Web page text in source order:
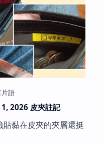
2026 皮夾註記
貼黏在皮夾的夾層還挺